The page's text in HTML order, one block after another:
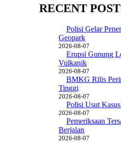
RECENT
Polisi Gelar
Geopark
2026-08-07
Erupsi Gunung
Vulkanik
2026-08-07
BMKG Rilis
Tinggi
2026-08-07
Polisi Usut
2026-08-07
Pemeriksaan
Berjalan
2026-08-07